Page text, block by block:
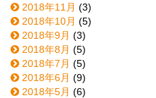
2018年11月 (3)
2018年10月 (5)
2018年9月 (3)
2018年8月 (5)
2018年7月 (5)
2018年6月 (9)
2018年5月 (6)